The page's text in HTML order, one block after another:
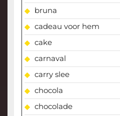
bruna
cadeau voor hem
cake
carnaval
carry slee
chocola
chocolade